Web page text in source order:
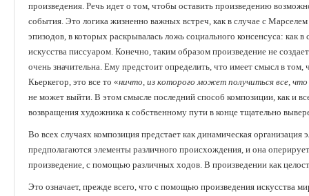
произведения. Речь идет о том, чтобы оставить произведению
события. Это логика жизненно важных встреч, как в случае с
эпизодов, в которых раскрывалась ложь социального консенсуса: как
искусства писсуаром. Конечно, таким образом произведение не
очень значительна. Ему предстоит определить, что имеет смысл в том,
Кьеркегор, это все то «ничто, из которого может получиться все, что
не может выйти. В этом смысле последний способ композиции, как и
возвращения художника к собственному пути в конце тщательно
Во всех случаях композиция предстает как динамическая
предполагаются элементы различного происхождения, и она
произведение, с помощью различных ходов. В произведении как
Это означает, прежде всего, что с помощью произведения искусства